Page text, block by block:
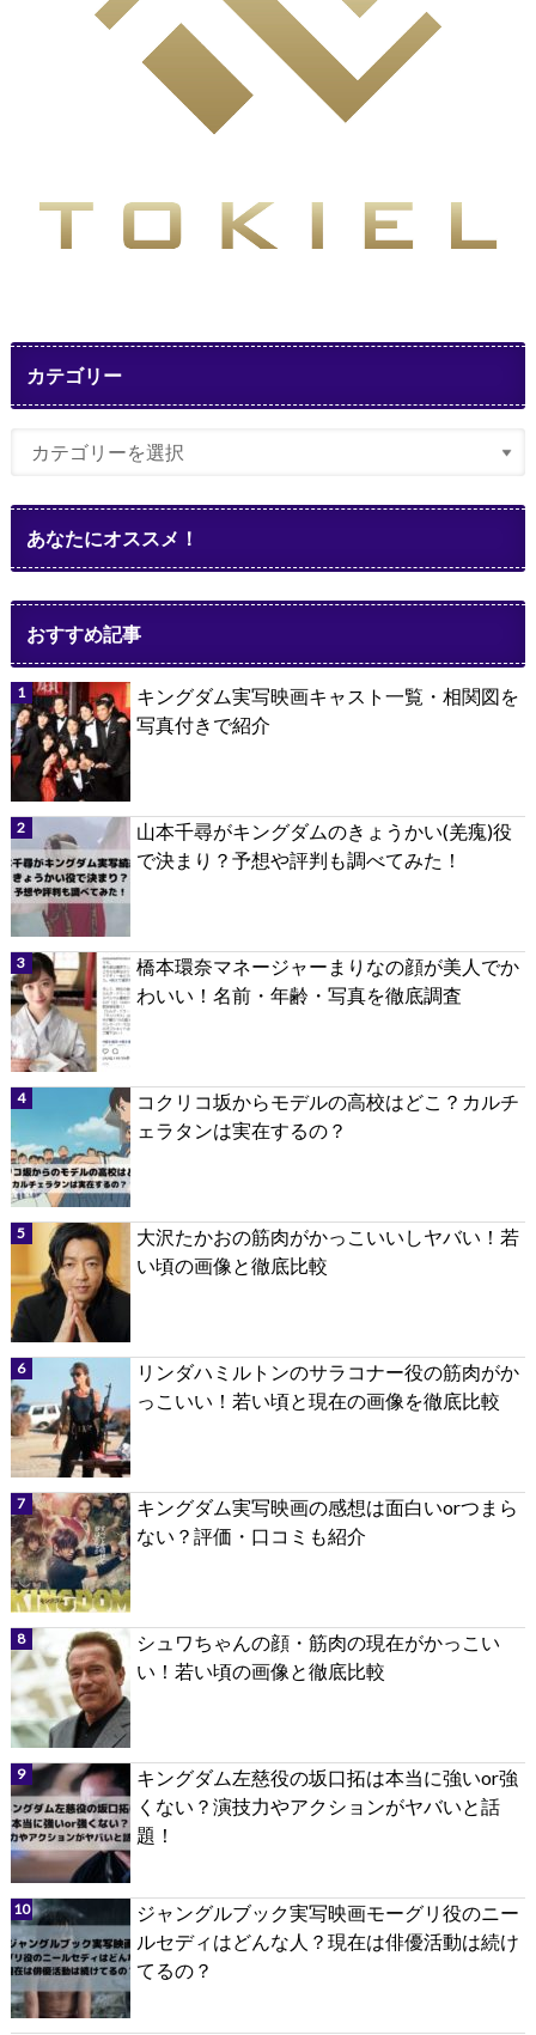
カテゴリー
あなたにオススメ！
おすすめ記事
キングダム実写映画キャスト一覧・相関図を
写真付きで紹介
山本千尋がキングダムのきょうかい(羌瘣)役
で決まり？予想や評判も調べてみた！
橋本環奈マネージャーまりなの顔が美人でか
わいい！名前・年齢・写真を徹底調査
コクリコ坂からモデルの高校はどこ？カルチ
ェラタンは実在するの？
大沢たかおの筋肉がかっこいいしヤバい！若
い頃の画像と徹底比較
リンダハミルトンのサラコナー役の筋肉がか
っこいい！若い頃と現在の画像を徹底比較
キングダム実写映画の感想は面白いorつまら
ない？評価・口コミも紹介
シュワちゃんの顔・筋肉の現在がかっこい
い！若い頃の画像と徹底比較
キングダム左慈役の坂口拓は本当に強いor強
くない？演技力やアクションがヤバいと話
題！
ジャングルブック実写映画モーグリ役のニー
ルセディはどんな人？現在は俳優活動は続け
てるの？